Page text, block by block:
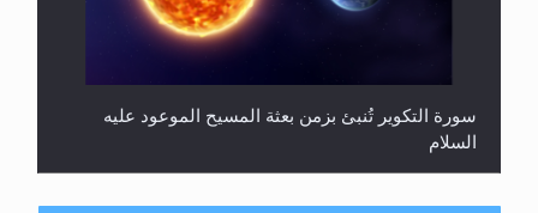
سورة التكوير تُنبئ بزمن بعثة المسيح الموعود عليه
السلام